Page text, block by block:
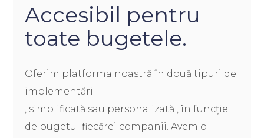
Accesibil pentru
toate bugetele.
Oferim platforma noastră în două tipuri de
implementări
, simplificată sau personalizată , în funcție
de bugetul fiecărei companii. Avem o